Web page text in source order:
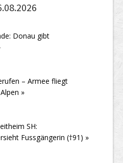
Donau gibt
– Armee fliegt
»
SH:
Fussgängerin (†91) »